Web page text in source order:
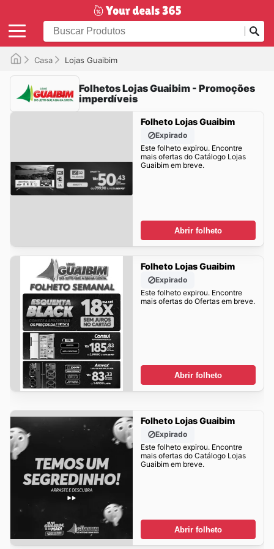
Casa Lojas Guaibim
Folhetos Lojas Guaibim - Promoções
imperdíveis
Folheto Lojas Guaibim
Expirado
Este folheto expirou. Encontre
mais ofertas do Catálogo Lojas
Guaibim em breve.
Abrir folheto
Folheto Lojas Guaibim
Expirado
Este folheto expirou. Encontre
mais ofertas do Ofertas em breve.
Abrir folheto
Folheto Lojas Guaibim
Expirado
Este folheto expirou. Encontre
mais ofertas do Catálogo Lojas
Guaibim em breve.
Abrir folheto